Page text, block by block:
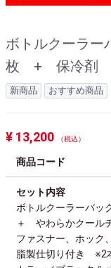
ボトルクーラ
枚 + 保冷剤
新商品 おすすめ商品
¥ 13,200 （税込）
商品コード
セット内容
ボトルクーラーバ
＋ やわらかクール
ファスナー、ホック
脂製仕切り付き ※2